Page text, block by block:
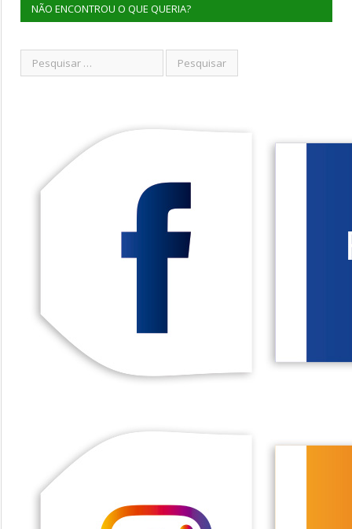
NÃO ENCONTROU O QUE QUERIA?